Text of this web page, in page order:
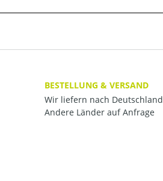
BESTELLUNG & VERSAND
Wir liefern nach Deutschland
Andere Länder auf Anfrage